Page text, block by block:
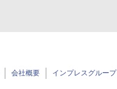
会社概要 インプレスグループ